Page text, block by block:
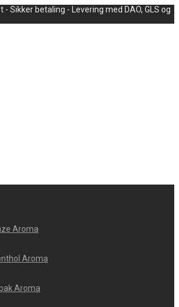
- Sikker betaling - Levering med DAO, GLS og
Aroma
Aroma
Aroma